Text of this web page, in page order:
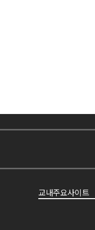
교내주요사이트